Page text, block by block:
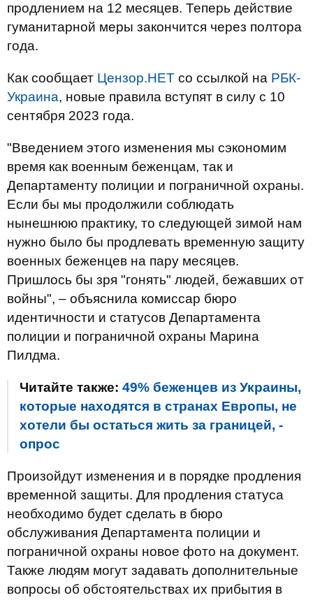
продлением на 12 месяцев. Теперь действие
гуманитарной меры закончится через полтора
года.
Как сообщает Цензор.НЕТ со ссылкой на РБК-
Украина, новые правила вступят в силу с 10
сентября 2023 года.
"Введением этого изменения мы сэкономим
время как военным беженцам, так и
Департаменту полиции и пограничной охраны.
Если бы мы продолжили соблюдать
нынешнюю практику, то следующей зимой нам
нужно было бы продлевать временную защиту
военных беженцев на пару месяцев.
Пришлось бы зря "гонять" людей, бежавших от
войны", – объяснила комиссар бюро
идентичности и статусов Департамента
полиции и пограничной охраны Марина
Пилдма.
Читайте также: 49% беженцев из Украины,
которые находятся в странах Европы, не
хотели бы остаться жить за границей, -
опрос
Произойдут изменения и в порядке продления
временной защиты. Для продления статуса
необходимо будет сделать в бюро
обслуживания Департамента полиции и
пограничной охраны новое фото на документ.
Также людям могут задавать дополнительные
вопросы об обстоятельствах их прибытия в